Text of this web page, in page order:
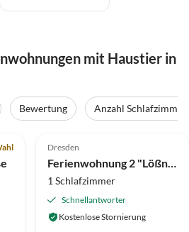
mit Haustier in
Bewertung
Anzahl Schlafzimmer
Dresden
Ferienwohnung 2 "Lößnitzgrund"
1 Schlafzimmer
Schnellantworter
Kostenlose Stornierung